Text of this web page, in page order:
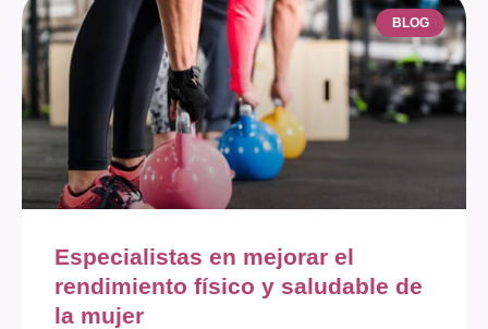
BLOG
Especialistas en mejorar el
rendimiento físico y saludable de
la mujer